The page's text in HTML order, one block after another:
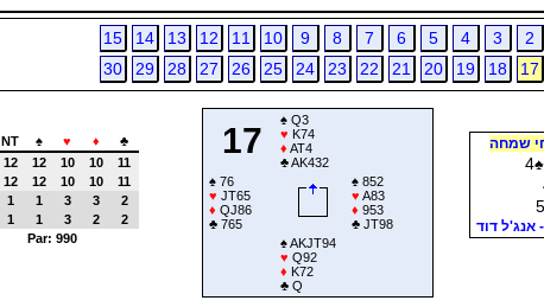
2
3
4
5
6
7
8
9
10
11
12
13
14
15
17
18
19
20
21
22
23
24
25
26
27
28
29
30
שמחה
4♠
אנג'ל דוד
17
♠ Q3
♥ K74
♦ AT4
♣AK432
♠ 76
♥ JT65
♦ QJ86
♣ 765
♠ 852
♥ A83
♦ 953
♣ JT98
♠AKJT94
♥ Q92
♦ K72
♣ Q
NT ♠ ♥ ♦
♣
12 12 10 10
11
12 12 10 10
11
1 1 3 3
2
1 1 3 2
2
Par: 990